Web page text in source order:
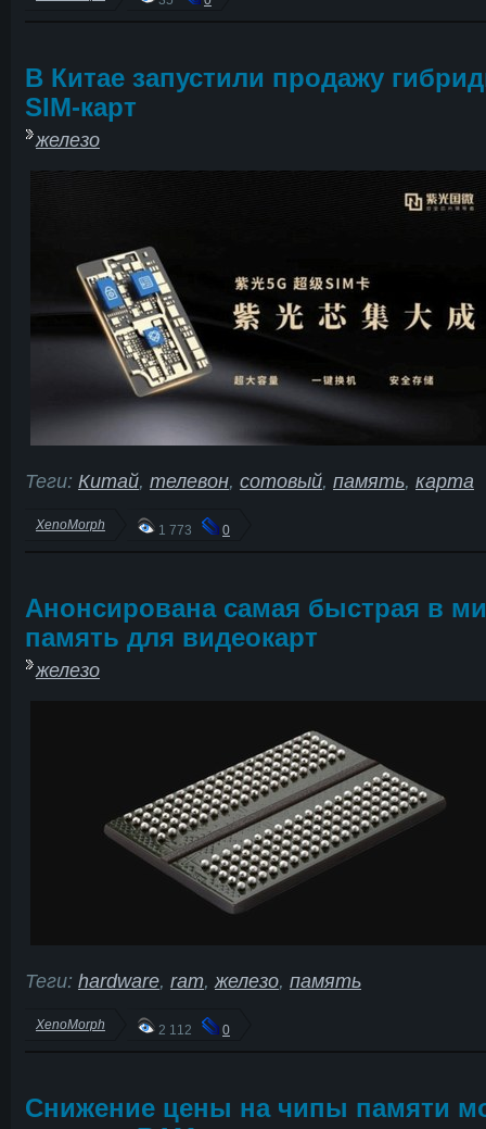
В Китае запустили продажу
SIM-карт
железо
Теги: Китай, телевон, сотовый, память, карта
XenoMorph 1 773 0
Анонсирована самая быстрая в
память для видеокарт
железо
Теги: hardware, ram, железо, память
XenoMorph 2 112 0
Снижение цены на чипы памяти